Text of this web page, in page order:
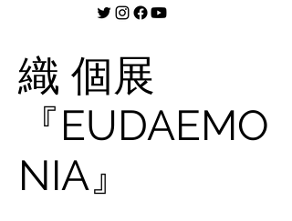
織 個展
『EUDAEMO
NIA』